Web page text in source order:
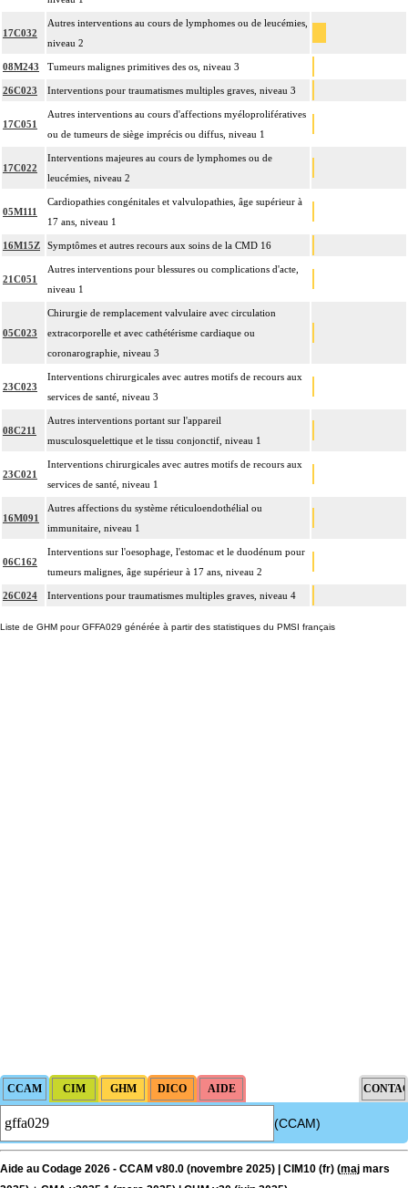
17C032
Autres interventions au cours de lymphomes ou de leucémies,
niveau 2
08M243 Tumeurs malignes primitives des os, niveau 3
26C023 Interventions pour traumatismes multiples graves, niveau 3
17C051
Autres interventions au cours d'affections myéloprolifératives
ou de tumeurs de siège imprécis ou diffus, niveau 1
17C022
Interventions majeures au cours de lymphomes ou de
leucémies, niveau 2
05M111
Cardiopathies congénitales et valvulopathies, âge supérieur à
17 ans, niveau 1
16M15Z Symptômes et autres recours aux soins de la CMD 16
21C051
Autres interventions pour blessures ou complications d'acte,
niveau 1
05C023
Chirurgie de remplacement valvulaire avec circulation
extracorporelle et avec cathétérisme cardiaque ou
coronarographie, niveau 3
23C023
Interventions chirurgicales avec autres motifs de recours aux
services de santé, niveau 3
08C211
Autres interventions portant sur l'appareil
musculosquelettique et le tissu conjonctif, niveau 1
23C021
Interventions chirurgicales avec autres motifs de recours aux
services de santé, niveau 1
16M091
Autres affections du système réticuloendothélial ou
immunitaire, niveau 1
06C162
Interventions sur l'oesophage, l'estomac et le duodénum pour
tumeurs malignes, âge supérieur à 17 ans, niveau 2
26C024 Interventions pour traumatismes multiples graves, niveau 4
Liste de GHM pour GFFA029 générée à partir des statistiques du PMSI français
(CCAM)
Aide au Codage 2026 - CCAM v80.0 (novembre 2025) | CIM10 (fr) (maj mars